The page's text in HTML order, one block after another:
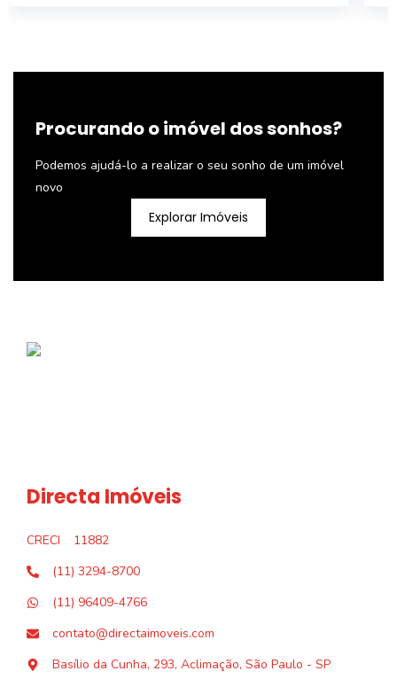
Procurando o imóvel dos sonhos?
Podemos ajudá-lo a realizar o seu sonho de um imóvel
novo
Explorar Imóveis
Directa Imóveis
CRECI
11882
(11) 3294-8700
(11) 96409-4766
contato@directaimoveis.com
Basílio da Cunha, 293, Aclimação, São Paulo - SP